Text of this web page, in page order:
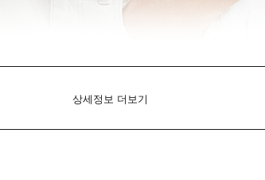
상세정보 더보기